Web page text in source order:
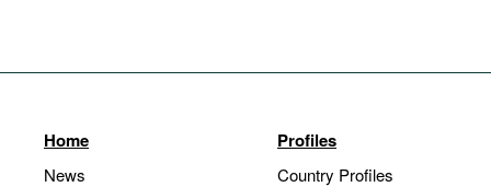
Home
News
Profiles
Country Profiles